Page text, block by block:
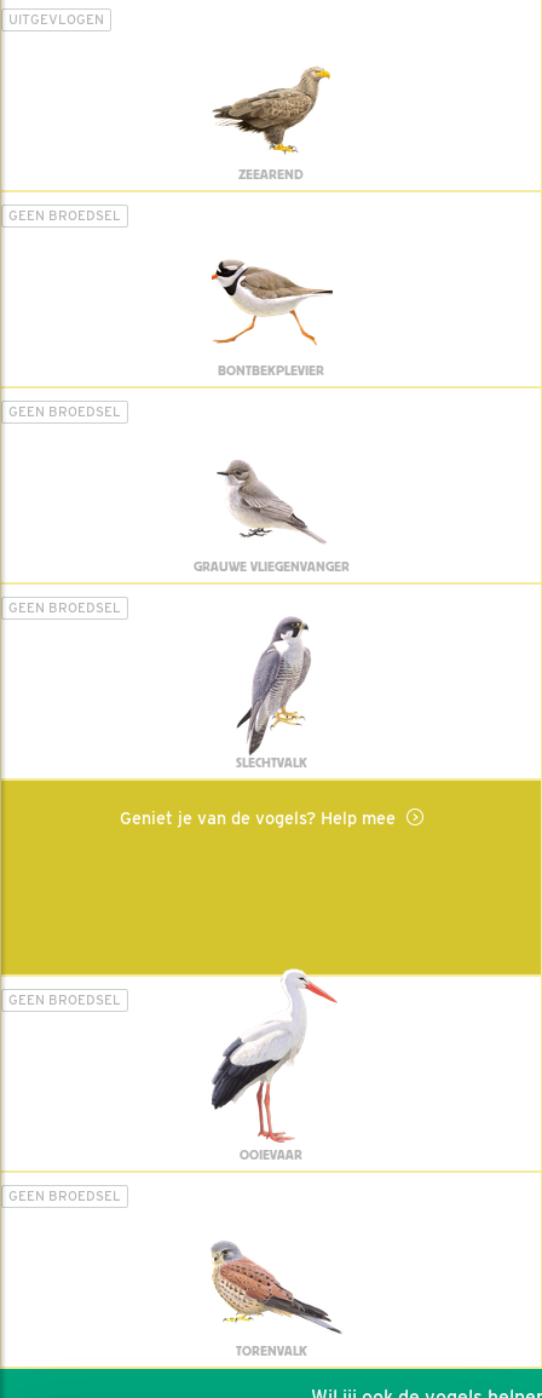
UITGEVLOGEN
ZEEAREND
GEEN BROEDSEL
BONTBEKPLEVIER
GEEN BROEDSEL
GRAUWE VLIEGENVANGER
GEEN BROEDSEL
SLECHTVALK
Geniet je van de vogels? Help mee
GEEN BROEDSEL
OOIEVAAR
GEEN BROEDSEL
TORENVALK